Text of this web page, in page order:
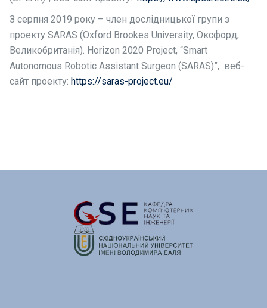
З серпня 2019 року – член дослідницької групи з
проекту SARAS (Oxford Brookes University, Оксфорд,
Великобританія). Horizon 2020 Project, “Smart
Autonomous Robotic Assistant Surgeon (SARAS)”, веб-
сайт проекту: https://saras-project.eu/